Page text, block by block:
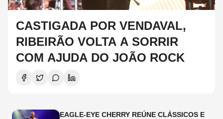
CASTIGADA POR VENDAVAL,
RIBEIRÃO VOLTA A SORRIR
COM AJUDA DO JOÃO ROCK
EAGLE-EYE CHERRY REÚNE CLÁSSICOS E